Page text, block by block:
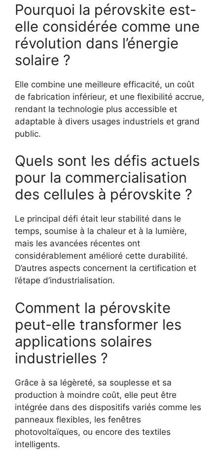
Pourquoi la pérovskite est-
elle considérée comme une
révolution dans l’énergie
solaire ?
Elle combine une meilleure efficacité, un coût
de fabrication inférieur, et une flexibilité accrue,
rendant la technologie plus accessible et
adaptable à divers usages industriels et grand
public.
Quels sont les défis actuels
pour la commercialisation
des cellules à pérovskite ?
Le principal défi était leur stabilité dans le
temps, soumise à la chaleur et à la lumière,
mais les avancées récentes ont
considérablement amélioré cette durabilité.
D’autres aspects concernent la certification et
l’étape d’industrialisation.
Comment la pérovskite
peut-elle transformer les
applications solaires
industrielles ?
Grâce à sa légèreté, sa souplesse et sa
production à moindre coût, elle peut être
intégrée dans des dispositifs variés comme les
panneaux flexibles, les fenêtres
photovoltaïques, ou encore des textiles
intelligents.